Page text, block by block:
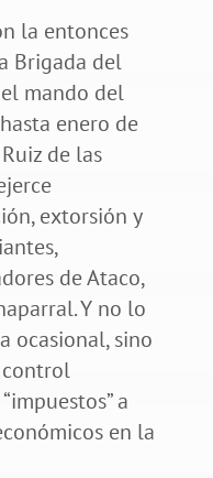
la entonces
Brigada del
mando del
enero de
de las
extorsión y
de Ataco,
Y no lo
ocasional, sino
a
en la